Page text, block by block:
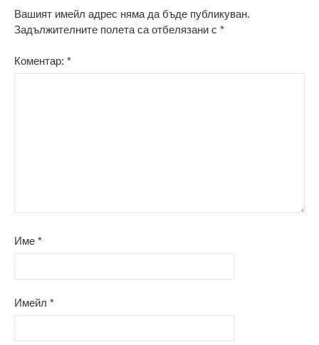
Вашият имейл адрес няма да бъде публикуван.
Задължителните полета са отбелязани с *
Коментар: *
Име *
Имейл *